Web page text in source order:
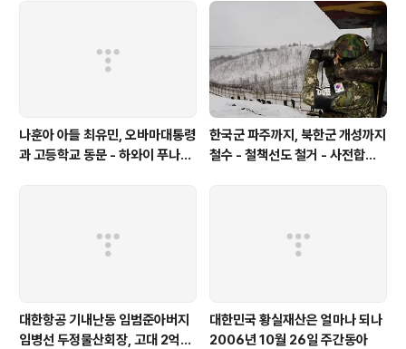
tory.com/2008 한국기업 최대 미군사업은 역시 '기름' :
나훈아 아들 최유민, 오바마대통령
과 고등학교 동문 - 하와이 푸나호
한국군 파주까지, 북한군 개성까지
철수 - 철책선도 철거 - 사전합의
대한항공 기내난동 임범준아버지
임병선 두정물산회장, 고대 2억기
대한민국 황실재산은 얼마나 되나
2006년 10월 26일 주간동아